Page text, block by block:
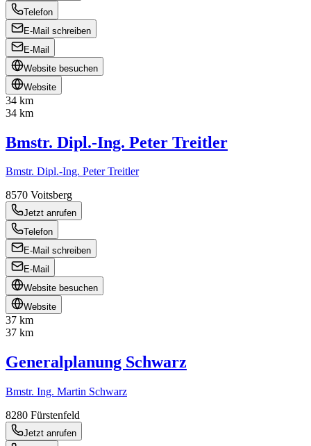
Telefon
E-Mail schreiben
E-Mail
Website besuchen
Website
34 km
34 km
Bmstr. Dipl.-Ing. Peter Treitler
Bmstr. Dipl.-Ing. Peter Treitler
8570 Voitsberg
Jetzt anrufen
Telefon
E-Mail schreiben
E-Mail
Website besuchen
Website
37 km
37 km
Generalplanung Schwarz
Bmstr. Ing. Martin Schwarz
8280 Fürstenfeld
Jetzt anrufen